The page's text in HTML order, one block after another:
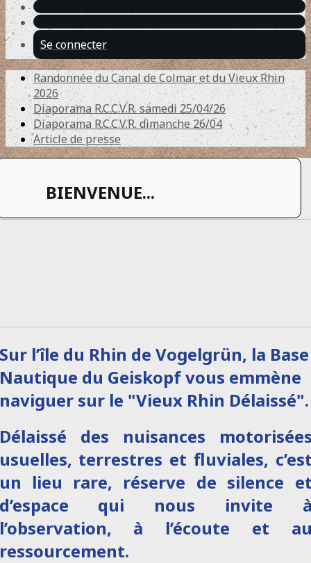
Se connecter
Randonnée du Canal de Colmar et du Vieux Rhin
2026
Diaporama R.C.C.V.R. samedi 25/04/26
Diaporama R.C.C.V.R. dimanche 26/04
Article de presse
BIENVENUE...
l’île du Rhin de Vogelgrün, la Base
du Geiskopf vous emmène
sur le "Vieux Rhin Délaissé".
des nuisances
terrestres et fluviales,
lieu rare, réserve de silence
qui nous invite
à l’écoute et